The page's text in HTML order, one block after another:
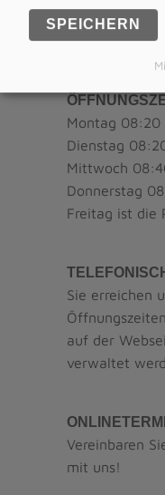
+49 711 91
Montag 08:20
Dienstag
Mittwoch
Donnerstag
Freitag ist die
Sie erreichen
auf der
verwaltet
Vereinbaren
mit uns!
SPEICHERN